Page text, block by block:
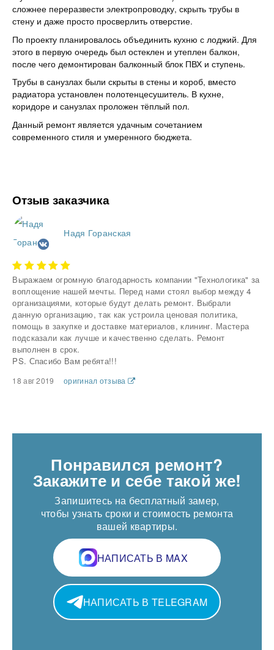
сложнее переразвести электропроводку, скрыть трубы в
стену и даже просто просверлить отверстие.
По проекту планировалось объединить кухню с лоджий. Для
этого в первую очередь был остеклен и утеплен балкон,
после чего демонтирован балконный блок ПВХ и ступень.
Трубы в санузлах были скрыты в стены и короб, вместо
радиатора установлен полотенцесушитель. В кухне,
коридоре и санузлах проложен тёплый пол.
Данный ремонт является удачным сочетанием
современного стиля и умеренного бюджета.
Отзыв заказчика
Надя Горанская
Выражаем огромную благодарность компании "Технологика" за
воплощение нашей мечты. Перед нами стоял выбор между 4
организациями, которые будут делать ремонт. Выбрали
данную организацию, так как устроила ценовая политика,
помощь в закупке и доставке материалов, клининг. Мастера
подсказали как лучше и качественно сделать. Ремонт
выполнен в срок.
PS. Спасибо Вам ребята!!!
18 авг 2019 оригинал отзыва
Понравился ремонт?
Закажите и себе такой же!
Запишитесь на бесплатный замер,
чтобы узнать сроки и стоимость ремонта
вашей квартиры.
НАПИСАТЬ В MAX
НАПИСАТЬ В TELEGRAM